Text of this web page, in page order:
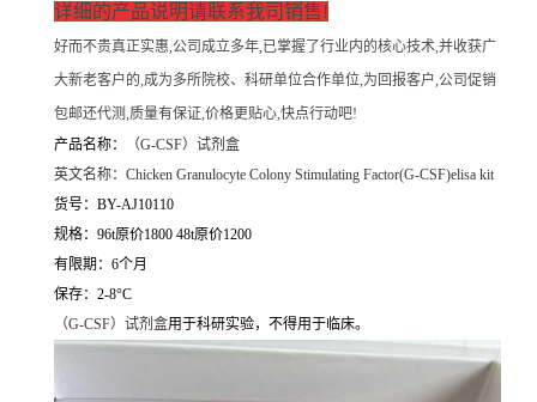
详细的产品说明请联系我司销售!
好而不贵真正实惠,公司成立多年,已掌握了行业内的核心技术,并收获广
大新老客户的,成为多所院校、科研单位合作单位,为回报客户,公司促销
包邮还代测,质量有保证,价格更贴心,快点行动吧!
产品名称：
（G-CSF）试剂盒
英文名称： Chicken Granulocyte Colony Stimulating Factor(G-CSF)elisa kit
货号：BY-AJ10110
规格：96t原价1800 48t原价1200
有限期：6个月
保存：2-8°C
（G-CSF）试剂盒用于科研实验，不得用于临床。